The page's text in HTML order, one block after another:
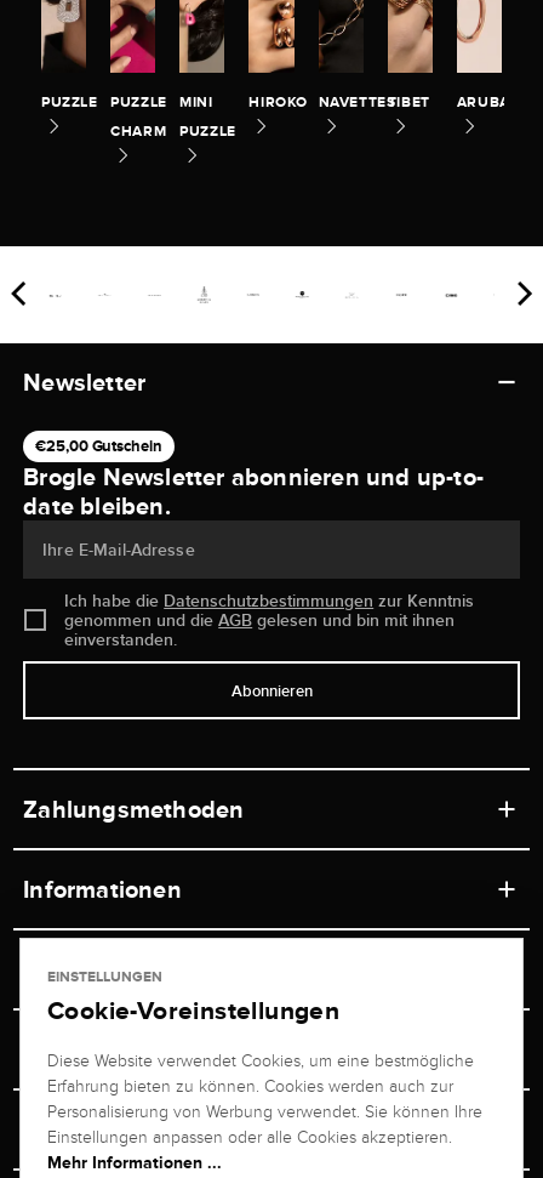
PUZZLE
PUZZLE
CHARM
MINI
PUZZLE
HIROKO NAVETTESTIBET ARUBA
Newsletter
€25,00 Gutschein
Brogle Newsletter abonnieren und up-to-
date bleiben.
Ihre E-Mail-Adresse
Ich habe die Datenschutzbestimmungen zur Kenntnis
genommen und dieAGB gelesen und bin mit ihnen
einverstanden.
Abonnieren
Zahlungsmethoden
Informationen
Ladengeschäft
Versand & Zahlung
Ratgeber
Service
Newsletterabmeldung
Retouren-Service
Juwelier Brogle
Über uns
Unternehmen
Persönlicher Berater
EINSTELLUNGEN
Cookie-Voreinstellungen
Diese Website verwendet Cookies, um eine bestmögliche
Erfahrung bieten zu können. Cookies werden auch zur
Personalisierung von Werbung verwendet. Sie können Ihre
Einstellungen anpassen oder alle Cookies akzeptieren.
Mehr Informationen ...